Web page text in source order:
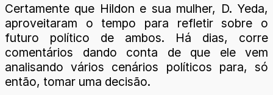
Certamente que Hildon e sua mulher, D. Yeda,
aproveitaram o tempo para refletir sobre o
futuro político de ambos. Há dias, corre
comentários dando conta de que ele vem
analisando vários cenários políticos para, só
então, tomar uma decisão.